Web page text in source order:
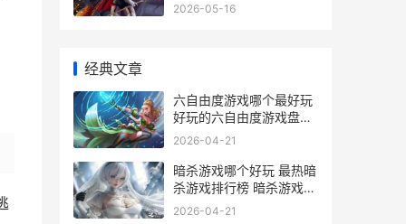
2026-05-16
经典文章
六自由度游戏哪个最好玩
好玩的六自由度游戏盘点
六自由度vr
2026-04-21
暗杀游戏哪个好玩 最热暗
杀游戏排行榜 暗杀游戏恐
怖吗
2026-04-21